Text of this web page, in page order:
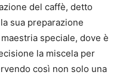
del caffè, detto
sua preparazione
speciale, dove è
la miscela per
così non solo una